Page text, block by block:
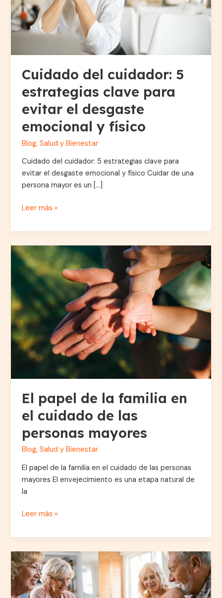
Cuidado del cuidador: 5
estrategias clave para
evitar el desgaste
emocional y físico
Blog,Salud y Bienestar
Cuidado del cuidador: 5 estrategias clave para
evitar el desgaste emocional y físico Cuidar de una
persona mayor es un […]
evitar
el
desgaste
y
físico
Leer más »
El papel de la familia en
el cuidado de las
personas mayores
Blog,Salud y Bienestar
El papel de la familia en el cuidado de las personas
mayores El envejecimiento es una etapa natural de
la
papel
de
familia
en
el
cuidado
de
las
mayores
Leer más »
Juegos
y
pasatiempos
recomendados